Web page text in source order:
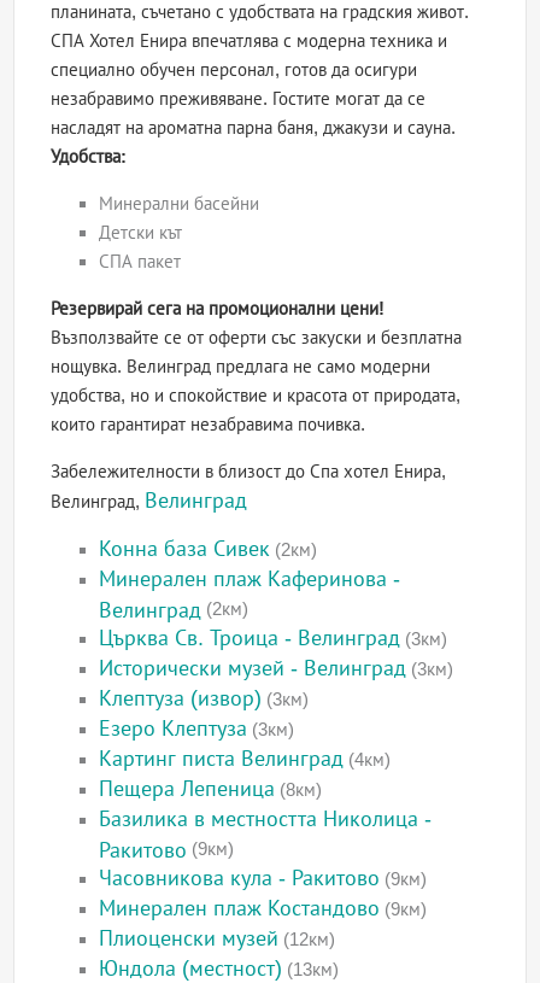
планината, съчетано с удобствата на градския живот.
СПА Хотел Енира впечатлява с модерна техника и
специално обучен персонал, готов да осигури
незабравимо преживяване. Гостите могат да се
насладят на ароматна парна баня, джакузи и сауна.
Удобства:
Минерални басейни
Детски кът
СПА пакет
Резервирай сега на промоционални цени!
Възползвайте се от оферти със закуски и безплатна
нощувка. Велинград предлага не само модерни
удобства, но и спокойствие и красота от природата,
които гарантират незабравима почивка.
Забележителности в близост до Спа хотел Енира,
Велинград, Велинград
Конна база Сивек (2км)
Минерален плаж Каферинова -
Велинград (2км)
Църква Св. Троица - Велинград (3км)
Исторически музей - Велинград (3км)
Клептуза (извор) (3км)
Езеро Клептуза (3км)
Картинг писта Велинград (4км)
Пещера Лепеница (8км)
Базилика в местността Николица -
Ракитово (9км)
Часовникова кула - Ракитово (9км)
Минерален плаж Костандово (9км)
Плиоценски музей (12км)
Юндола (местност) (13км)